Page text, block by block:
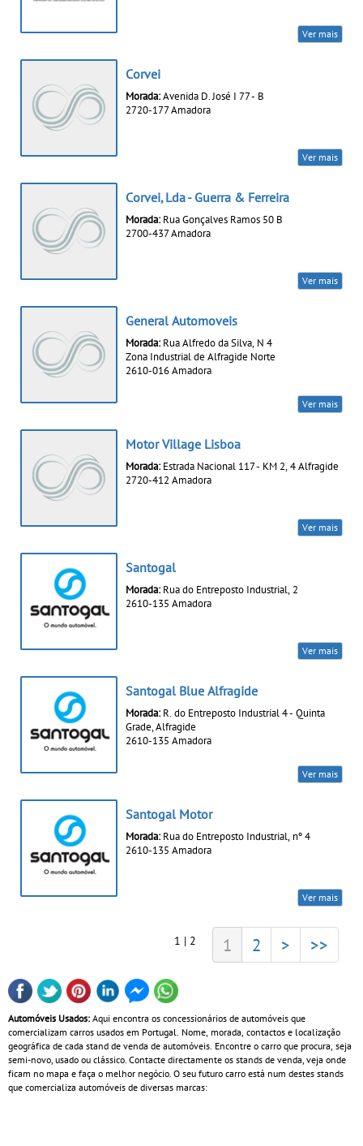
Ver mais
Corvei
Morada:Avenida D. José I 77 - B
2720-177 Amadora
Ver mais
Corvei, Lda - Guerra & Ferreira
Morada: Rua Gonçalves Ramos 50 B
2700-437 Amadora
Ver mais
General Automoveis
Morada: Rua Alfredo da Silva, N 4
Zona Industrial de Alfragide Norte
2610-016 Amadora
Ver mais
Motor Village Lisboa
Morada: Estrada Nacional 117 - KM 2, 4 Alfragide
2720-412 Amadora
Ver mais
Santogal
Morada: Rua do Entreposto Industrial, 2
2610-135 Amadora
Ver mais
Santogal Blue Alfragide
Morada: R. do Entreposto Industrial 4 - Quinta
Grade, Alfragide
2610-135 Amadora
Ver mais
Santogal Motor
Morada: Rua do Entreposto Industrial, nº 4
2610-135 Amadora
Ver mais
1 | 2 1 2 > >>
Automóveis Usados: Aqui encontra os concessionários de automóveis que
comercializam carros usados em Portugal. Nome, morada, contactos e localização
geográfica de cada stand de venda de automóveis. Encontre o carro que procura, seja
semi-novo, usado ou clássico. Contacte directamente os stands de venda, veja onde
ficam no mapa e faça o melhor negócio. O seu futuro carro está num destes stands
que comercializa automóveis de diversas marcas: